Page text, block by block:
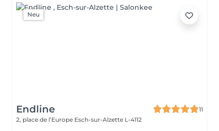
Neu
Endline
11
2, place de l’Europe Esch-sur-Alzette L-4112